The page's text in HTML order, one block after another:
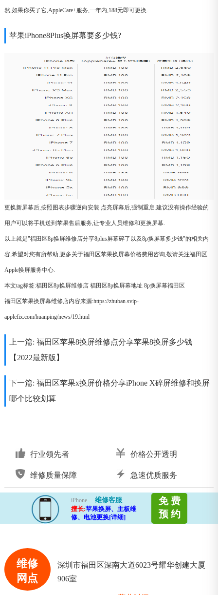
然,如果你买了它,AppleCare+服务,一年内,188元即可更换.
苹果iPhone8Plus换屏幕要多少钱?
更换新屏幕后,按照图表步骤逆向安装.点亮屏幕后,强制重启.建议没有操作经验的
用户可以将手机送到苹果售后服务,让专业人员维修和更换屏幕.
以上就是"福田区8p换屏维修店分享8plus屏幕碎了以及8p换屏幕多少钱"的相关内
容,希望对您有所帮助,更多关于福田区苹果换屏幕价格费用咨询,敬请关注福田区
Apple换屏服务中心.
本文tag标签:福田区8p换屏维修店 福田区8p换屏幕地址 8p换屏幕福田区
福田区苹果换屏幕维修店内容来源:https://zhuban.svip-
applefix.com/huanping/news/19.html
上一篇: 福田区苹果8换屏维修点分享苹果8换屏多少钱
【2022最新版】
下一篇: 福田区苹果x换屏价格分享iPhone X碎屏维修和换屏
哪个比较划算
行业领先者 价格公开透明
维修质量保障 急速优质服务
iPhone
维修客服
擅长:苹果换屏、主板维
修、电池更换[详细]
免 费
预 约
维修
网点
深圳市福田区深南大道6023号耀华创建大厦
906室